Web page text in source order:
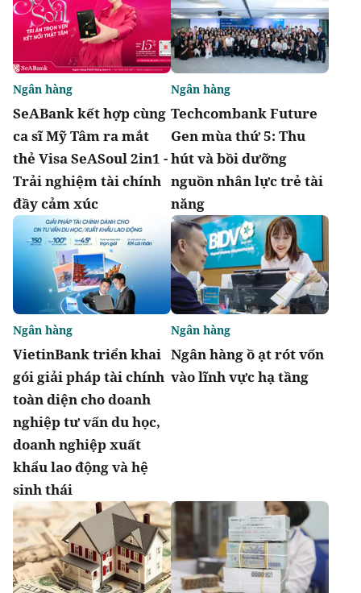
SeABank kết hợp cùng
ca sĩ Mỹ Tâm ra mắt
thẻ Visa SeASoul 2in1 -
Trải nghiệm tài chính
đầy cảm xúc
Ngân hàng
Techcombank Future
Gen mùa thứ 5: Thu
hút và bồi dưỡng
nguồn nhân lực trẻ tài
năng
Ngân hàng
VietinBank triển khai
gói giải pháp tài chính
toàn diện cho doanh
nghiệp tư vấn du học,
doanh nghiệp xuất
khẩu lao động và hệ
sinh thái
Ngân hàng
Ngân hàng ồ ạt rót vốn
vào lĩnh vực hạ tầng
Ngân hàng